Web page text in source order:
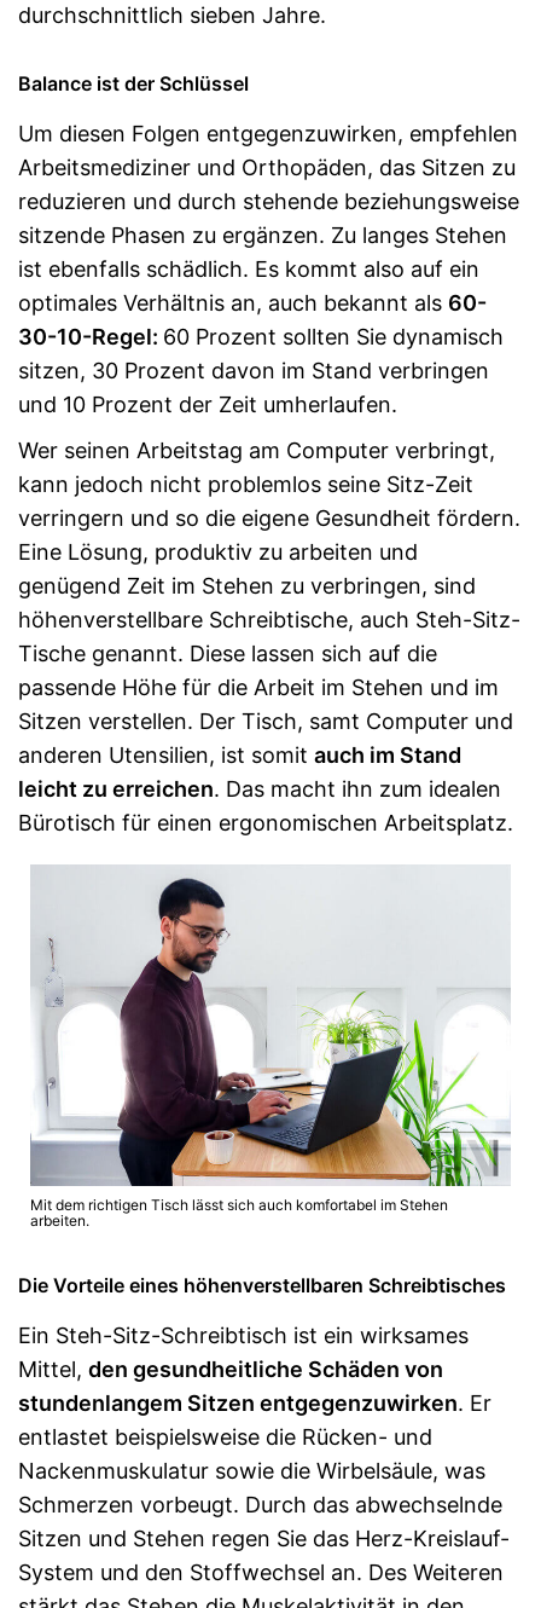
durchschnittlich sieben Jahre.
Balance ist der Schlüssel
Um diesen Folgen entgegenzuwirken, empfehlen
Arbeitsmediziner und Orthopäden, das Sitzen zu
reduzieren und durch stehende beziehungsweise
sitzende Phasen zu ergänzen. Zu langes Stehen
ist ebenfalls schädlich. Es kommt also auf ein
optimales Verhältnis an, auch bekannt als 60-
30-10-Regel: 60 Prozent sollten Sie dynamisch
sitzen, 30 Prozent davon im Stand verbringen
und 10 Prozent der Zeit umherlaufen.
Wer seinen Arbeitstag am Computer verbringt,
kann jedoch nicht problemlos seine Sitz-Zeit
verringern und so die eigene Gesundheit fördern.
Eine Lösung, produktiv zu arbeiten und
genügend Zeit im Stehen zu verbringen, sind
höhenverstellbare Schreibtische, auch Steh-Sitz-
Tische genannt. Diese lassen sich auf die
passende Höhe für die Arbeit im Stehen und im
Sitzen verstellen. Der Tisch, samt Computer und
anderen Utensilien, ist somit auch im Stand
leicht zu erreichen. Das macht ihn zum idealen
Bürotisch für einen ergonomischen Arbeitsplatz.
Mit dem richtigen Tisch lässt sich auch komfortabel im Stehen
arbeiten.
Die Vorteile eines höhenverstellbaren Schreibtisches
Ein Steh-Sitz-Schreibtisch ist ein wirksames
Mittel, den gesundheitliche Schäden von
stundenlangem Sitzen entgegenzuwirken. Er
entlastet beispielsweise die Rücken- und
Nackenmuskulatur sowie die Wirbelsäule, was
Schmerzen vorbeugt. Durch das abwechselnde
Sitzen und Stehen regen Sie das Herz-Kreislauf-
System und den Stoffwechsel an. Des Weiteren